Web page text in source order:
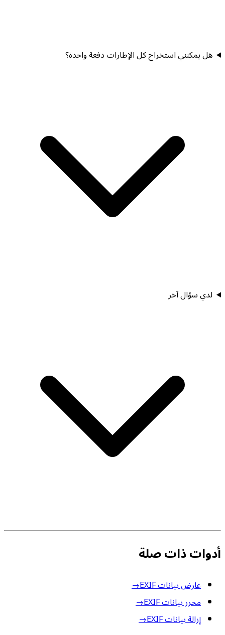
هل يمكنني استخراج كل الإطارات دفعة واحدة؟
لدي سؤال آخر
أدوات ذات صلة
عارض بيانات EXIF
→
محرر بيانات EXIF
→
إزالة بيانات EXIF
→